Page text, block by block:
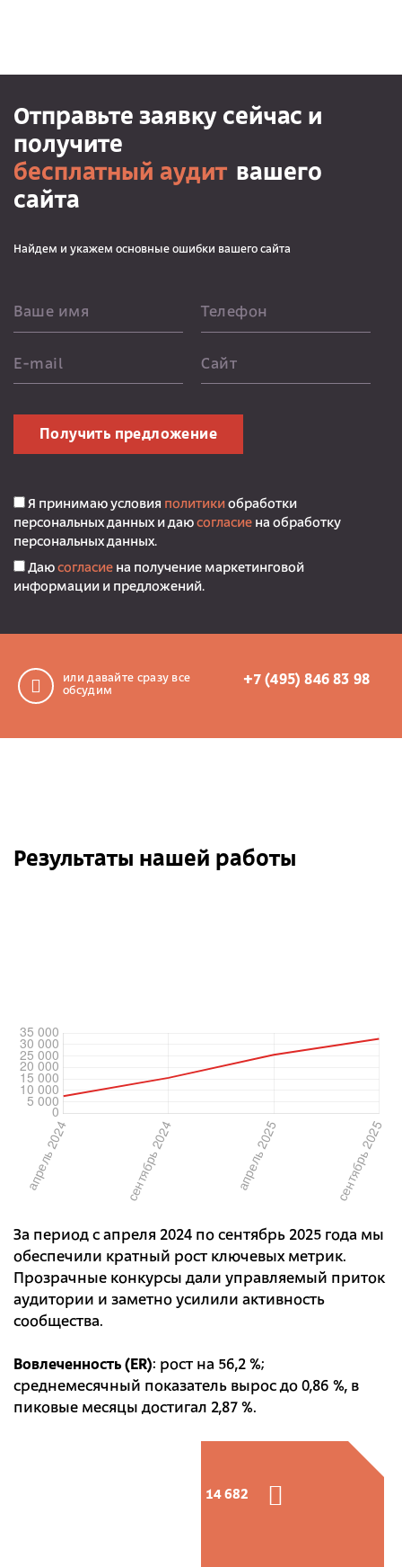
Отправьте заявку сейчас и
получите
бесплатный аудит вашего
сайта
Найдем и укажем основные ошибки вашего сайта
Ваше имя Телефон
E-mail Сайт
Получить предложение
Я принимаю условия политики обработки
персональных данных и даю согласие на обработку
персональных данных.
Даю согласие на получение маркетинговой
информации и предложений.
или давайте сразу все
обсудим
+7 (495) 846 83 98
Результаты нашей работы
За период с апреля 2024 по сентябрь 2025 года мы
обеспечили кратный рост ключевых метрик.
Прозрачные конкурсы дали управляемый приток
аудитории и заметно усилили активность
сообщества.
Вовлеченность (ER): рост на 56,2 %;
среднемесячный показатель вырос до 0,86 %, в
пиковые месяцы достигал 2,87 %.
14 682